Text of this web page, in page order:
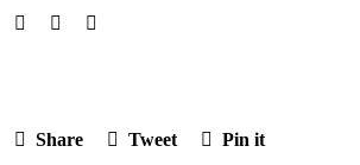
Share Tweet Pin it